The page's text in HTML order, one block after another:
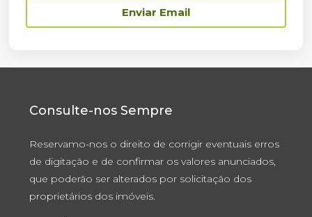
Enviar Email
Consulte-nos Sempre
Reservamo-nos o direito de corrigir eventuais erros
de digitação e de confirmar os valores anunciados,
que poderão ser alterados por solicitação dos
proprietários dos imóveis.